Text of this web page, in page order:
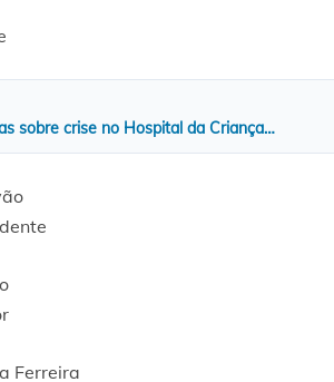
sobre crise no Hospital da Criança…
Ferreira